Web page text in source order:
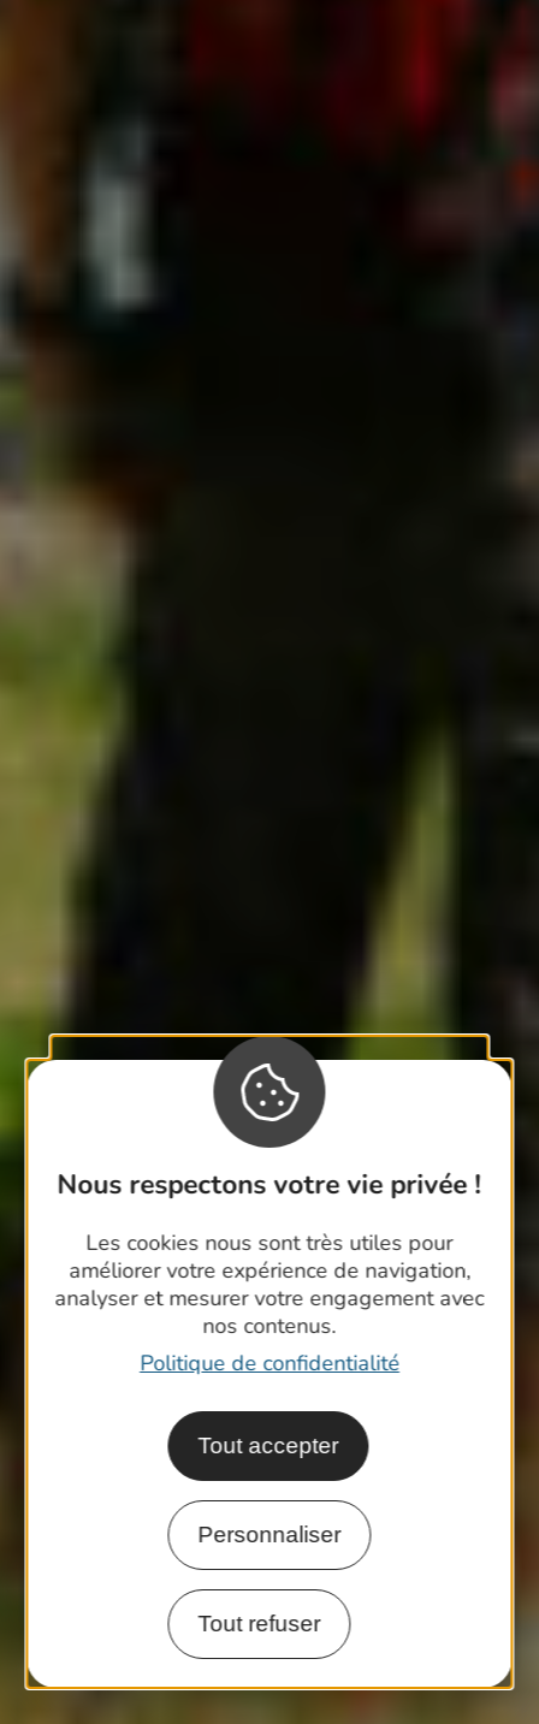
Nous respectons votre vie privée !
Les cookies nous sont très utiles pour
améliorer votre expérience de navigation,
analyser et mesurer votre engagement avec
nos contenus.
Politique de confidentialité
Tout accepter
Personnaliser
Tout refuser